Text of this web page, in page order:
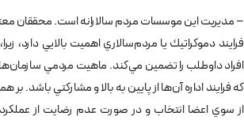
– مديريت‌ اين موسسات مردم سالارانه است. محققان
فرايند دموكراتيك يا مردم‌سالاري اهميت بالايي دارد،
افراد داوطلب را تضمين مي‌كند. ماهيت مردمي
كه فرايند اداره آن‌ها از پايين به بالا و مشاركتي باشد.
از سوي اعضا انتخاب و در صورت عدم رضايت از